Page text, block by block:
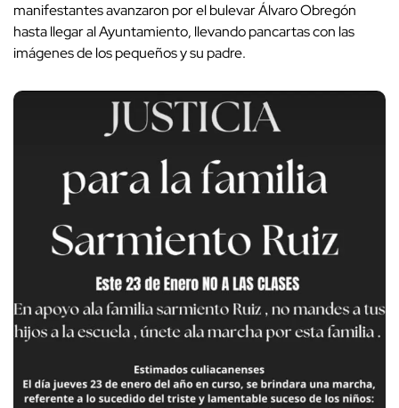
manifestantes avanzaron por el bulevar Álvaro Obregón
hasta llegar al Ayuntamiento, llevando pancartas con las
imágenes de los pequeños y su padre.